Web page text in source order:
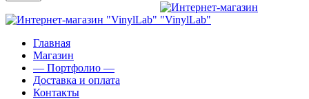
Главная
Магазин
— Портфолио —
Доставка и оплата
Контакты